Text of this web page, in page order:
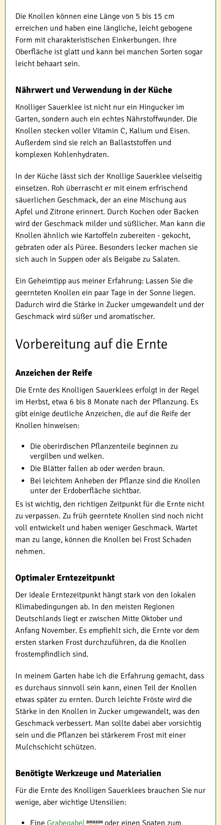
Die Knollen können eine Länge von 5 bis 15 cm
erreichen und haben eine längliche, leicht gebogene
Form mit charakteristischen Einkerbungen. Ihre
Oberfläche ist glatt und kann bei manchen Sorten sogar
leicht behaart sein.
Nährwert und Verwendung in der Küche
Knolliger Sauerklee ist nicht nur ein Hingucker im
Garten, sondern auch ein echtes Nährstoffwunder. Die
Knollen stecken voller Vitamin C, Kalium und Eisen.
Außerdem sind sie reich an Ballaststoffen und
komplexen Kohlenhydraten.
In der Küche lässt sich der Knollige Sauerklee vielseitig
einsetzen. Roh überrascht er mit einem erfrischend
säuerlichen Geschmack, der an eine Mischung aus
Apfel und Zitrone erinnert. Durch Kochen oder Backen
wird der Geschmack milder und süßlicher. Man kann die
Knollen ähnlich wie Kartoffeln zubereiten - gekocht,
gebraten oder als Püree. Besonders lecker machen sie
sich auch in Suppen oder als Beigabe zu Salaten.
Ein Geheimtipp aus meiner Erfahrung: Lassen Sie die
geernteten Knollen ein paar Tage in der Sonne liegen.
Dadurch wird die Stärke in Zucker umgewandelt und der
Geschmack wird süßer und aromatischer.
Vorbereitung auf die Ernte
Anzeichen der Reife
Die Ernte des Knolligen Sauerklees erfolgt in der Regel
im Herbst, etwa 6 bis 8 Monate nach der Pflanzung. Es
gibt einige deutliche Anzeichen, die auf die Reife der
Knollen hinweisen:
Die oberirdischen Pflanzenteile beginnen zu
vergilben und welken.
Die Blätter fallen ab oder werden braun.
Bei leichtem Anheben der Pflanze sind die Knollen
unter der Erdoberfläche sichtbar.
Es ist wichtig, den richtigen Zeitpunkt für die Ernte nicht
zu verpassen. Zu früh geerntete Knollen sind noch nicht
voll entwickelt und haben weniger Geschmack. Wartet
man zu lange, können die Knollen bei Frost Schaden
nehmen.
Optimaler Erntezeitpunkt
Der ideale Erntezeitpunkt hängt stark von den lokalen
Klimabedingungen ab. In den meisten Regionen
Deutschlands liegt er zwischen Mitte Oktober und
Anfang November. Es empfiehlt sich, die Ernte vor dem
ersten starken Frost durchzuführen, da die Knollen
frostempfindlich sind.
In meinem Garten habe ich die Erfahrung gemacht, dass
es durchaus sinnvoll sein kann, einen Teil der Knollen
etwas später zu ernten. Durch leichte Fröste wird die
Stärke in den Knollen in Zucker umgewandelt, was den
Geschmack verbessert. Man sollte dabei aber vorsichtig
sein und die Pflanzen bei stärkerem Frost mit einer
Mulchschicht schützen.
Benötigte Werkzeuge und Materialien
Für die Ernte des Knolligen Sauerklees brauchen Sie nur
wenige, aber wichtige Utensilien:
Eine Grabegabel oder einen Spaten zum